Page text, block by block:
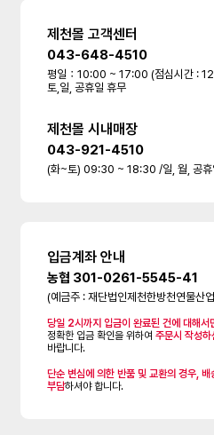
제천몰 고객센터
043-648-4510
평일：10:00 ~ 17:00 (점심시간 :
토,일, 공휴일 휴무
제천몰 시내매장
043-921-4510
(화~토) 09:30 ~ 18:30 /일, 월, 공휴
입금계좌 안내
농협 301-0261-5545-41
(예금주 : 재단법인제천한방천연물산
당일 2시까지 입금이 완료된 건에 대해서
정확한 입금 확인을 위하여주문시 작성
바랍니다.
단순 변심에 의한 반품 및 교환의 경우,
부담하셔야 합니다.